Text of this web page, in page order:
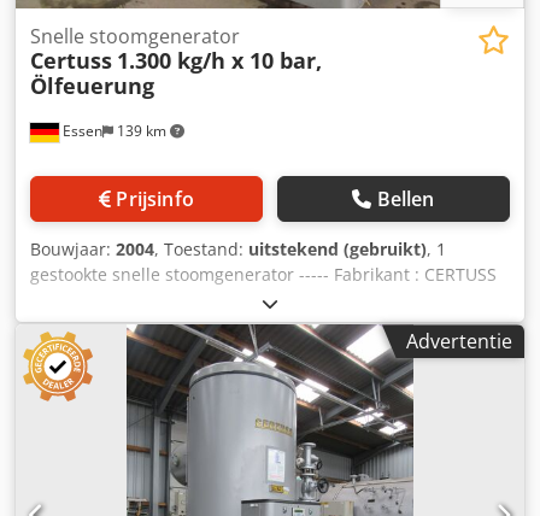
Essen 139 km
Snelle stoomgenerator
Certuss 1.300 kg/h x 10 bar,
Ölfeuerung
Prijsinfo Bellen
Bouwjaar: 2004, Toestand: uitstekend (gebruikt), 1
gestookte snelle stoomgenerator ----- Fabrikant : CERTUSS
Type : Universeel Capaciteit : 1.300 kg/h Warmtevermogen
max : 947 kW Werkoverdruk : 10 bar Dcedpfx Ahoi E Hzts
Iok Testdruk : 57 bar Waterinhoud ongeveer : 155,7 l
Verwarmingsoppervlak : 23,7 m² CE-markering : CE 0035
Bouwjaar : 2004 Bouwjaar verwarmingsbatterij : 2018/
2021 uitgerust met Certuss oliebrander, oliedebiet 40 - 80
kg/h schakelkast, gemonteerd op het ketellichaam,
voedingswaterpomp en de bestaande grove en fijne
appendages
Advertentie